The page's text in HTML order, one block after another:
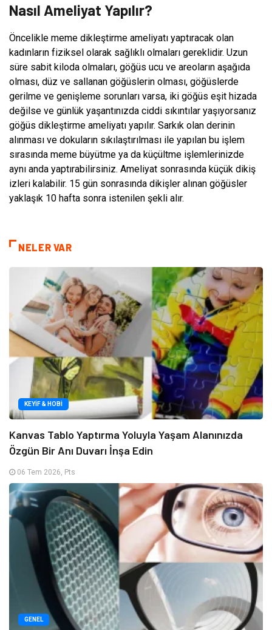
Nasıl Ameliyat Yapılır?
Öncelikle meme dikleştirme ameliyatı yaptıracak olan
kadınların fiziksel olarak sağlıklı olmaları gereklidir. Uzun
süre sabit kiloda olmaları, göğüs ucu ve areoların aşağıda
olması, düz ve sallanan göğüslerin olması, göğüslerde
gerilme ve genişleme sorunları varsa, iki göğüs eşit hizada
değilse ve günlük yaşantınızda ciddi sıkıntılar yaşıyorsanız
göğüs dikleştirme ameliyatı yapılır. Sarkık olan derinin
alınması ve dokuların sıkılaştırılması ile yapılan bu işlem
sırasında meme büyütme ya da küçültme işlemlerinizde
aynı anda yaptırabilirsiniz. Ameliyat sonrasında küçük dikiş
izleri kalabilir. 15 gün sonrasında dikişler alınan göğüsler
yaklaşık 10 hafta sonra istenilen şekli alır.
NELER VAR
KEYIF & HOBI
Kanvas Tablo Yaptırma Yoluyla Yaşam Alanınızda
Özgün Bir Anı Duvarı İnşa Edin
06 Tem 2026, Pts
GENEL